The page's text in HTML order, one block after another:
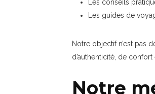
Les conseils
Les guides de
Notre objectif n’est pas
d’authenticité, de
Notre